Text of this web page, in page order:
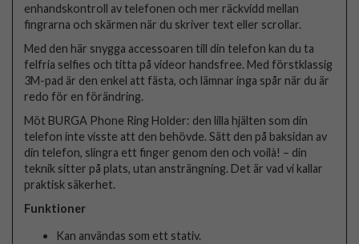
enhandskontroll av telefonen och mer räckvidd mellan
fingrarna och skärmen när du skriver text eller scrollar.
Med den här snygga accessoaren till din telefon kan du ta
felfria selfies och titta på videor handsfree. Med förstklassig
3M-pad är den enkel att fästa, och lämnar inga spår när du är
redo för en förändring.
Möt BURGA Phone Ring Holder: den lilla hjälten som din
telefon inte visste att den behövde. Sätt den på baksidan av
din telefon, slingra ett finger genom den och voilà! – din
teknik sitter på plats, utan ansträngning. Det är vad vi kallar
praktisk säkerhet.
Funktioner
Kan användas som ett stativ.